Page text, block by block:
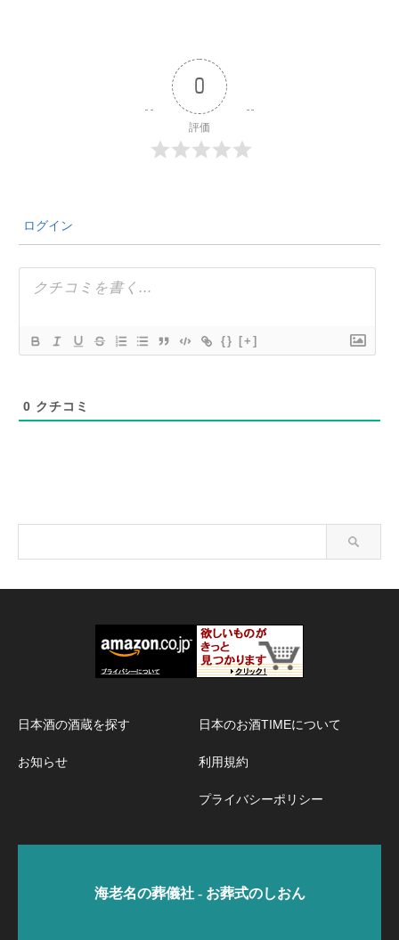
0
評価
ログイン
{} [+]
0 クチコミ
日本酒の酒蔵を探す
お知らせ
日本のお酒TIMEについて
利用規約
プライバシーポリシー
海老名の葬儀社 - お葬式のしおん